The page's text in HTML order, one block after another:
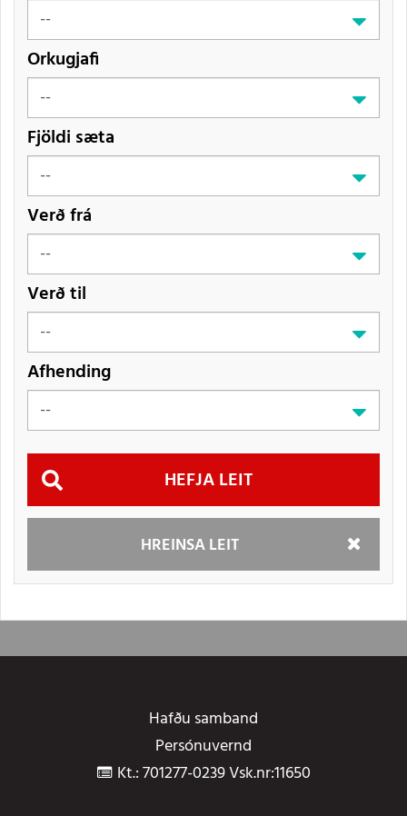
Orkugjafi
Fjöldi sæta
Verð frá
Verð til
Afhending
HREINSA LEIT
Hefja
Hafðu samband
Persónuvernd
Kt.: 701277-0239 Vsk.nr:11650